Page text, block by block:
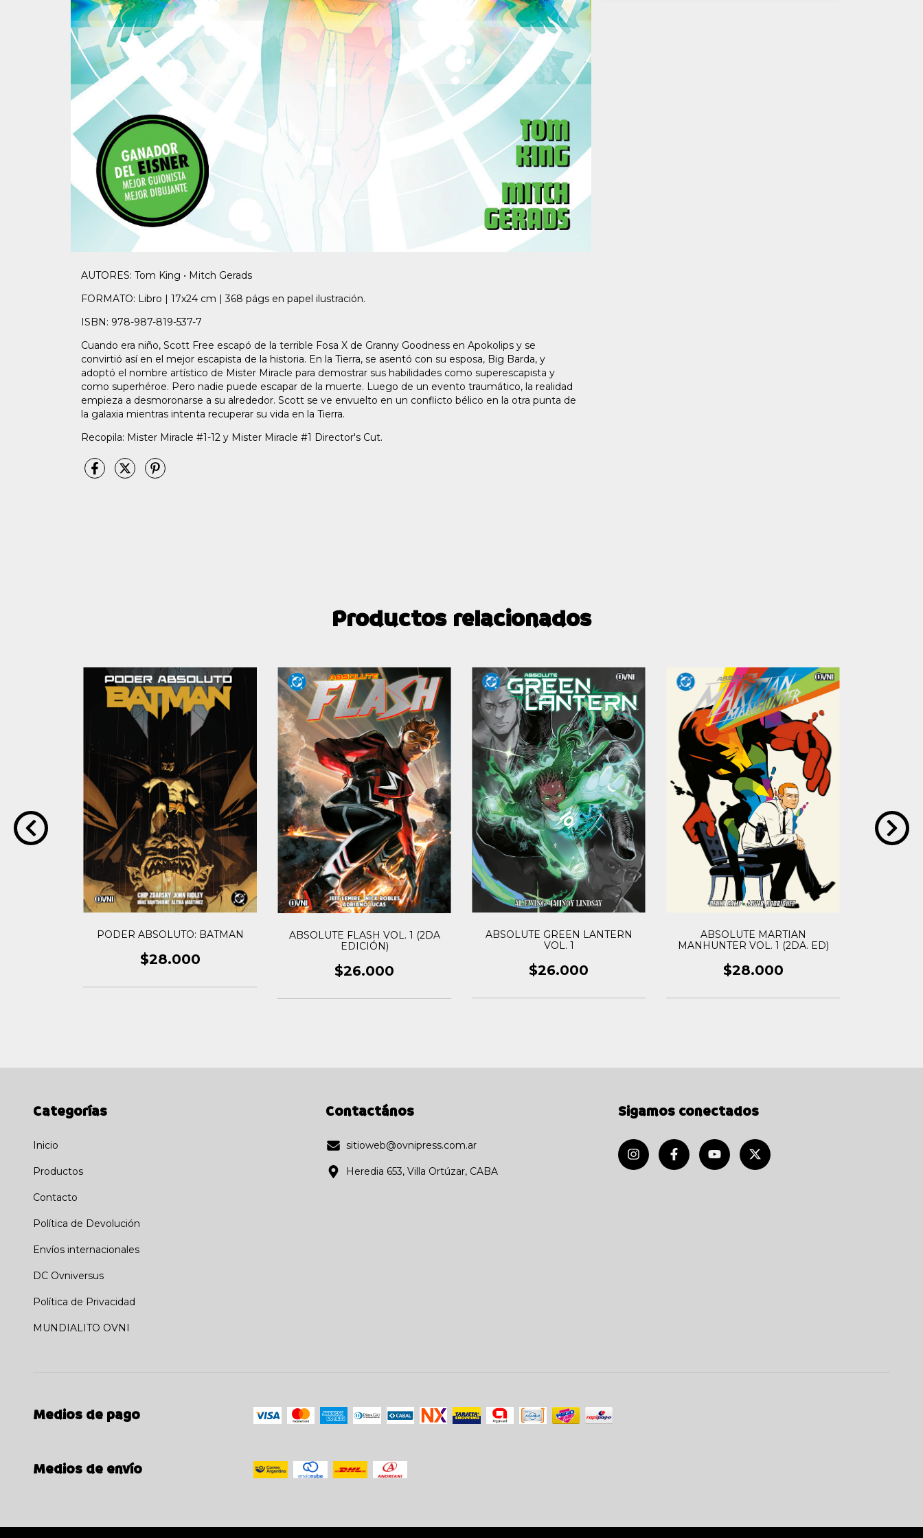
AUTORES: Tom King • Mitch Gerads
FORMATO: Libro | 17x24 cm | 368 págs en papel ilustración.
ISBN: 978-987-819-537-7
Cuando era niño, Scott Free escapó de la terrible Fosa X de Granny Goodness en Apokolips y se
convirtió así en el mejor escapista de la historia. En la Tierra, se asentó con su esposa, Big Barda, y
adoptó el nombre artístico de Mister Miracle para demostrar sus habilidades como superescapista y
como superhéroe. Pero nadie puede escapar de la muerte. Luego de un evento traumático, la realidad
empieza a desmoronarse a su alrededor. Scott se ve envuelto en un conflicto bélico en la otra punta de
la galaxia mientras intenta recuperar su vida en la Tierra.
Recopila: Mister Miracle #1-12 y Mister Miracle #1 Director's Cut.
Productos relacionados
PODER ABSOLUTO: BATMAN
$28.000
ABSOLUTE FLASH VOL. 1 (2DA
EDICIÓN)
$26.000
ABSOLUTE GREEN LANTERN
VOL. 1
$26.000
ABSOLUTE MARTIAN
MANHUNTER VOL. 1 (2DA. ED)
$28.000
Categorías
Inicio
Productos
Contacto
Política de Devolución
Envíos internacionales
DC Ovniversus
Política de Privacidad
MUNDIALITO OVNI
Contactános
sitioweb@ovnipress.com.ar
Heredia 653, Villa Ortúzar, CABA
Sigamos conectados
Medios de pago
Medios de envío